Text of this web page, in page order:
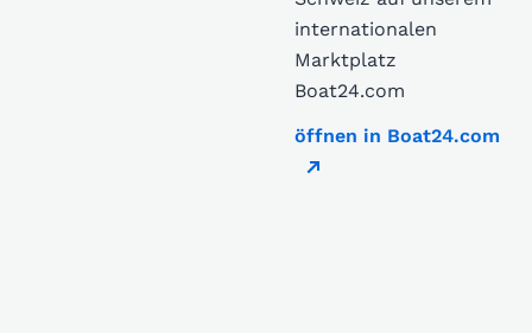
internationalen
Marktplatz
Boat24.com
öffnen in Boat24.com